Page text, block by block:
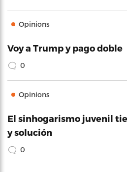
Opinions
Voy a Trump y pago doble
0
Opinions
El sinhogarismo juvenil
y solución
0